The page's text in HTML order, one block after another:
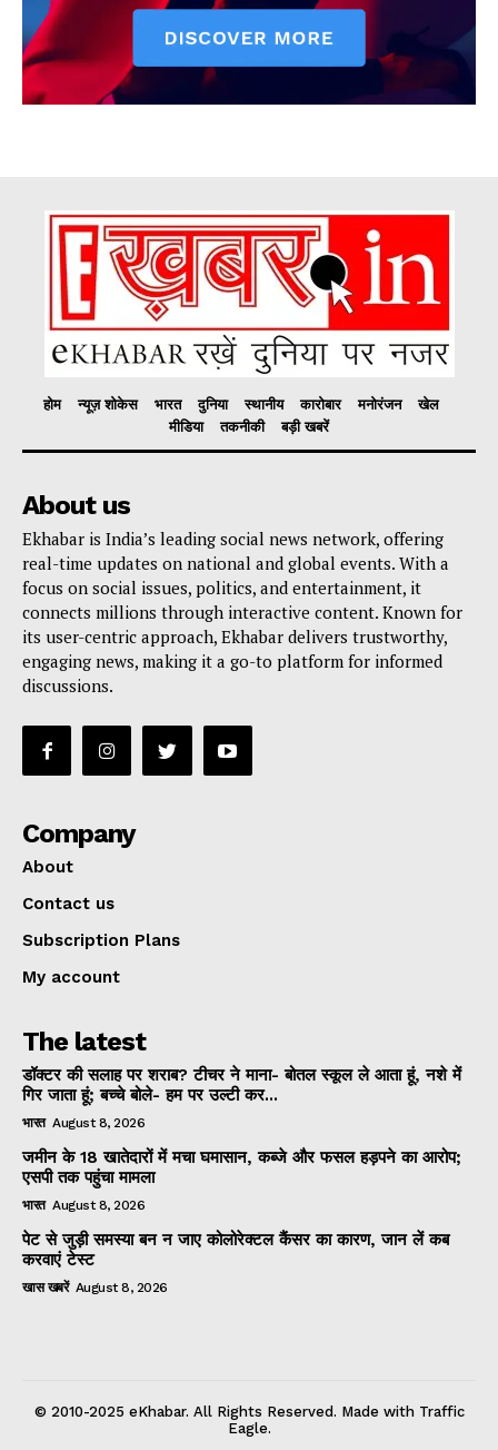
होम न्यूज़ शोकेस भारत दुनिया स्थानीय कारोबार मनोरंजन
खेल
मीडिया
तकनीकी बड़ी खबरें
About us
Ekhabar is India’s leading social news network, offering
real-time updates on national and global events. With a
focus on social issues, politics, and entertainment, it
connects millions through interactive content. Known for
its user-centric approach, Ekhabar delivers trustworthy,
engaging news, making it a go-to platform for informed
discussions.
Company
About
Contact us
Subscription Plans
My account
The latest
डॉक्टर की सलाह पर शराब? टीचर ने माना- बोतल स्कूल ले आता हूं, नशे में
गिर जाता हूं; बच्चे बोले- हम पर उल्टी कर...
भारत August 8, 2026
जमीन के 18 खातेदारों में मचा घमासान, कब्जे और फसल हड़पने का आरोप;
एसपी तक पहुंचा मामला
भारत August 8, 2026
पेट से जुड़ी समस्या बन न जाए कोलोरेक्टल कैंसर का कारण, जान लें कब
करवाएं टेस्ट
खास खबरें August 8, 2026
© 2010-2025 eKhabar. All Rights Reserved. Made with Traffic
Eagle.